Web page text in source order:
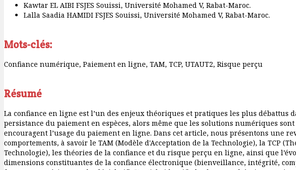
Kawtar EL AIBI FSJES Souissi, Université Mohamed V, Rabat-Maroc.
Lalla Saadia HAMIDI FSJES Souissi, Université Mohamed V, Rabat-Maroc.
Mots-clés:
Confiance numérique, Paiement en ligne, TAM, TCP, UTAUT2, Risque perçu
Résumé
La confiance en ligne est l’un des enjeux théoriques et pratiques les plus
persistance du paiement en espèces, alors même que les solutions numériques
encouragent l’usage du paiement en ligne. Dans cet article, nous présentons une
comportements, à savoir le TAM (Modèle d'Acceptation de la Technologie), la TCP
Technologie), les théories de la confiance et du risque perçu en ligne, ainsi que
dimensions constituantes de la confiance électronique (bienveillance, intégrité,